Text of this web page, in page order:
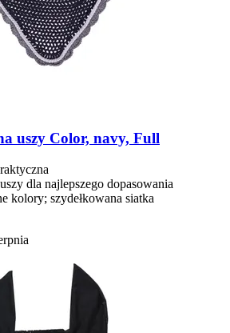
uszy Color, navy, Full
dla najlepszego dopasowania
kolory; szydełkowana siatka